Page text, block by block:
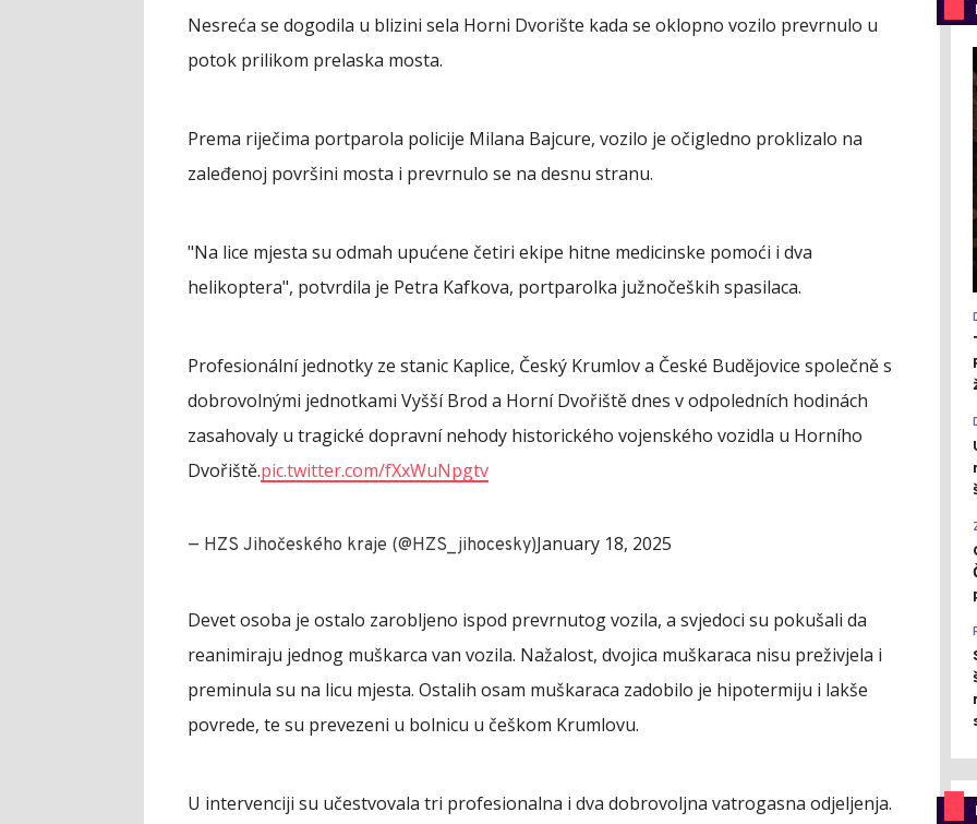
Nesreća se dogodila u blizini sela Horni Dvorište kada se oklopno vozilo prevrnulo u
potok prilikom prelaska mosta.
Prema riječima portparola policije Milana Bajcure, vozilo je očigledno proklizalo na
zaleđenoj površini mosta i prevrnulo se na desnu stranu.
"Na lice mjesta su odmah upućene četiri ekipe hitne medicinske pomoći i dva
helikoptera", potvrdila je Petra Kafkova, portparolka južnočeških spasilaca.
Profesionální jednotky ze stanic Kaplice, Český Krumlov a České Budějovice společně s
dobrovolnými jednotkami Vyšší Brod a Horní Dvořiště dnes v odpoledních hodinách
zasahovaly u tragické dopravní nehody historického vojenského vozidla u Horního
Dvořiště.pic.twitter.com/fXxWuNpgtv
— HZS Jihočeského kraje (@HZS_jihocesky)January 18, 2025
Devet osoba je ostalo zarobljeno ispod prevrnutog vozila, a svjedoci su pokušali da
reanimiraju jednog muškarca van vozila. Nažalost, dvojica muškaraca nisu preživjela i
preminula su na licu mjesta. Ostalih osam muškaraca zadobilo je hipotermiju i lakše
povrede, te su prevezeni u bolnicu u češkom Krumlovu.
U intervenciji su učestvovala tri profesionalna i dva dobrovoljna vatrogasna odjeljenja.